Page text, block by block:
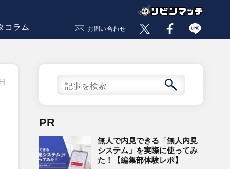
コラム お問い合わせ
PR
無人で内見できる「無人内見
システム」を実際に使ってみ
た！【編集部体験レポ】